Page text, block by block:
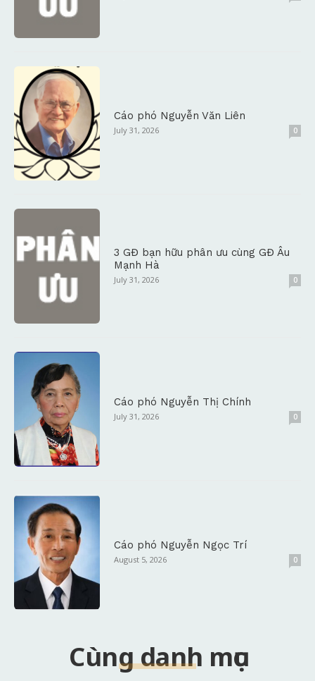
Cáo phó Nguyễn Văn Liên
July 31, 2026 0
3 GĐ bạn hữu phân ưu cùng GĐ Âu
Mạnh Hà
July 31, 2026 0
Cáo phó Nguyễn Thị Chính
July 31, 2026 0
Cáo phó Nguyễn Ngọc Trí
August 5, 2026 0
Cùng danh mục